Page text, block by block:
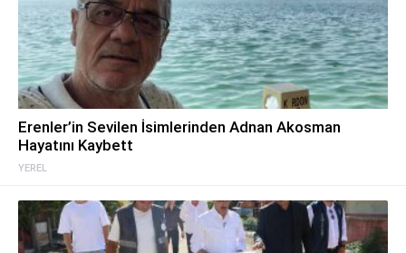
YEREL
Erenler’in Sevilen İsimlerinden Adnan Akosman
Hayatını Kaybett